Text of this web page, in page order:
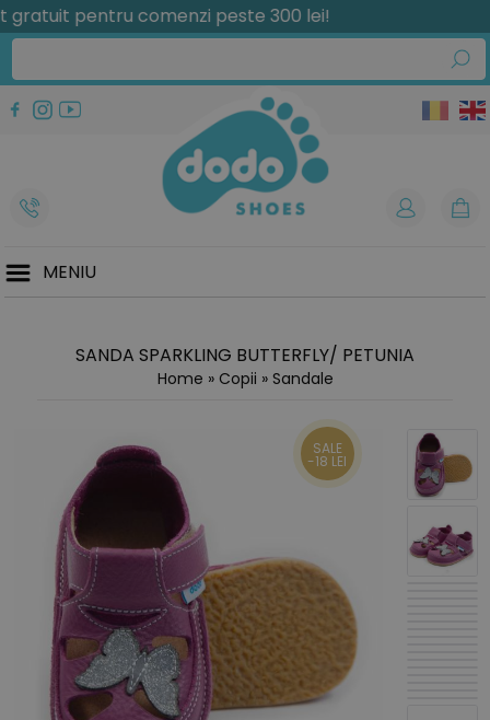
pentru comenzi peste 300 lei!
MENIU
SANDA SPARKLING BUTTERFLY/ PETUNIA
Home » Copii » Sandale
SALE
-18 LEI